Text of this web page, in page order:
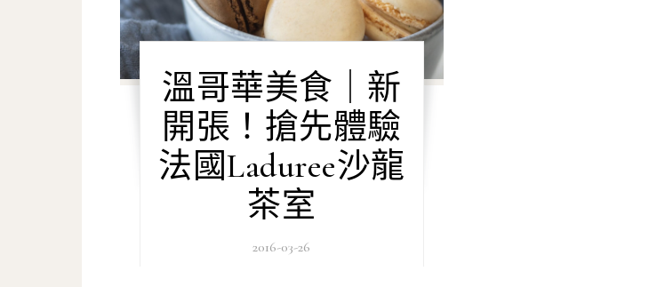
溫哥華美食｜新
開張！搶先體驗
法國Laduree沙龍
茶室
2016-03-26